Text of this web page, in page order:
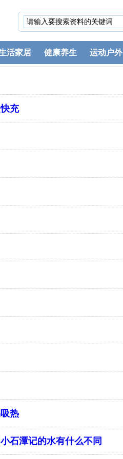
活家居 健康养生 运动户外
充
热
石潭记的水有什么不同